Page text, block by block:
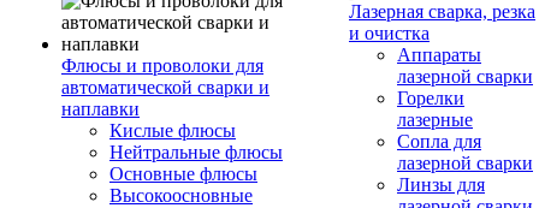
Флюсы и проволоки для
автоматической сварки и
наплавки
Кислые флюсы
Нейтральные флюсы
Основные флюсы
Высокоосновные
Лазерная сварка, резка
и очистка
Аппараты
лазерной сварки
Горелки
лазерные
Сопла для
лазерной сварки
Линзы для